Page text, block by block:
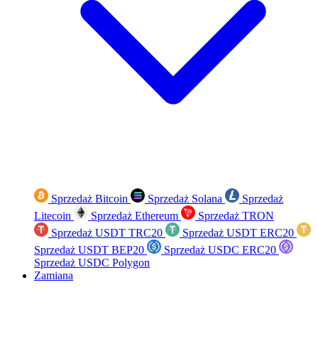
Sprzedaż Bitcoin Sprzedaż Solana
Sprzedaż
Litecoin
Sprzedaż Ethereum
Sprzedaż TRON
Sprzedaż USDT TRC20
Sprzedaż USDT ERC20
Sprzedaż USDT BEP20
Sprzedaż USDC ERC20
Sprzedaż USDC Polygon
Zamiana